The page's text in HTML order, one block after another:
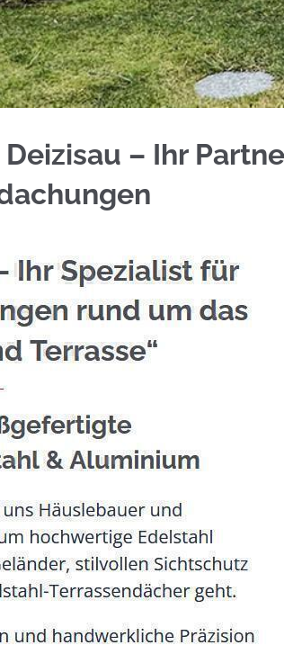
Deizisau erkunden bei
– Ihr